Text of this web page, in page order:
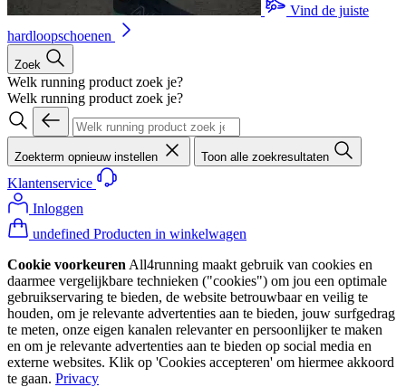
Vind de juiste
hardloopschoenen
Zoek
Welk running product zoek je?
Welk running product zoek je?
Zoekterm opnieuw instellen Toon alle zoekresultaten
Klantenservice
Inloggen
undefined Producten in winkelwagen
Cookie voorkeuren All4running maakt gebruik van cookies en
daarmee vergelijkbare technieken ("cookies") om jou een optimale
gebruikservaring te bieden, de website betrouwbaar en veilig te
houden, om je relevante advertenties aan te bieden, jouw surfgedrag
te meten, onze eigen kanalen relevanter en persoonlijker te maken
en om je relevante advertenties aan te bieden op social media en
externe websites. Klik op 'Cookies accepteren' om hiermee akkoord
te gaan. Privacy